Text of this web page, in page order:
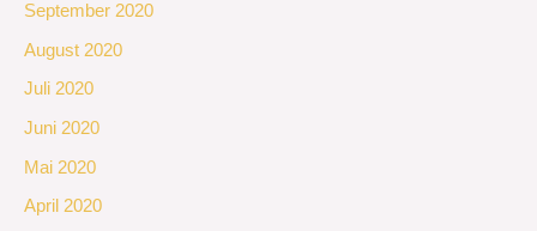
September 2020
August 2020
Juli 2020
Juni 2020
Mai 2020
April 2020